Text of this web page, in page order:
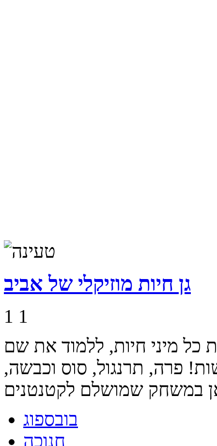
גן חיות מוזיקלי של אביב
1 1
כל מיני חיות, ללמוד את שם
פרה, תרנגול, סוס וכבשה,
בובספוג
חנוכה